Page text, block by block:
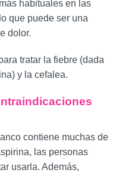
habituales en las
que puede ser una
dolor.
tratar la fiebre (dada
y la cefalea.
contiene muchas de
las personas
usarla. Además,